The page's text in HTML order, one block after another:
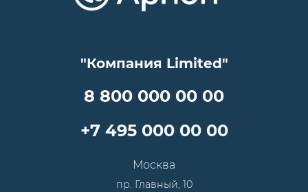
"Компания Limited"
8 800 000 00 00
+7 495 000 00 00
Москва
пр. Главный, 10
Вопрос-ответ
Презентации и каталоги
Специалисты